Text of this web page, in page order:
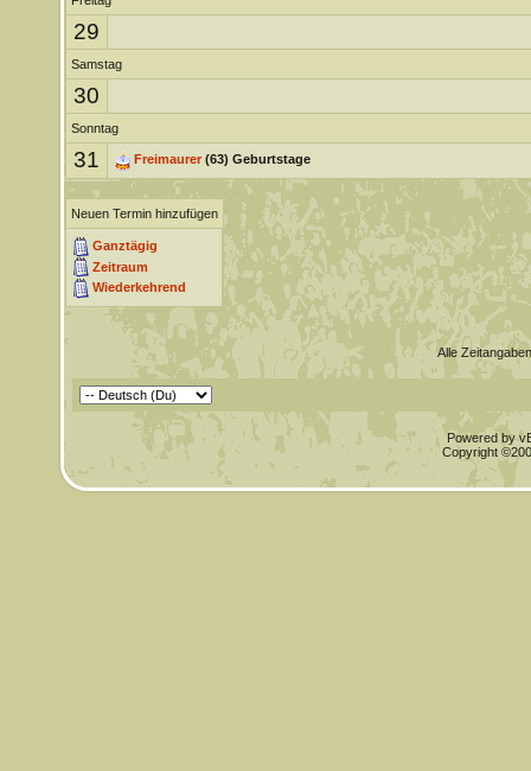
29
Samstag
30
Sonntag
31 Freimaurer(63) Geburtstage
Neuen Termin hinzufügen
Ganztägig
Zeitraum
Wiederkehrend
Alle
Powered by
Copyright